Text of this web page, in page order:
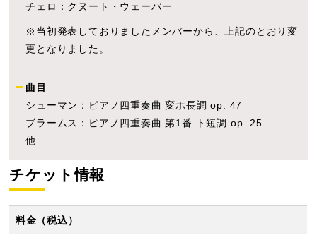
チェロ：クヌート・ウェーバー
※当初発表しておりましたメンバーから、上記のとおり変
更となりました。
曲目
シューマン：ピアノ四重奏曲 変ホ長調 op. 47
ブラームス：ピアノ四重奏曲 第1番 ト短調 op. 25
他
チケット情報
料金（税込）